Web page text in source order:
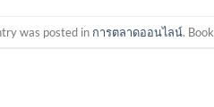
was posted in การตลาดออนไลน์.